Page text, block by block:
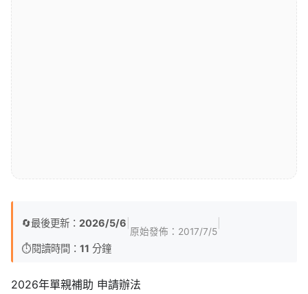
🔄最後更新： 2026/5/6
原始發佈： 2017/7/5
⏱️閱讀時間： 11 分鐘
2026年單親補助 申請辦法